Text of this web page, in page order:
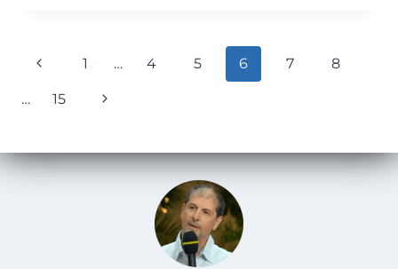
CHANGER
Navigation
page
Page
précédente
1 … 4 5 6 7 8
… 15
Page